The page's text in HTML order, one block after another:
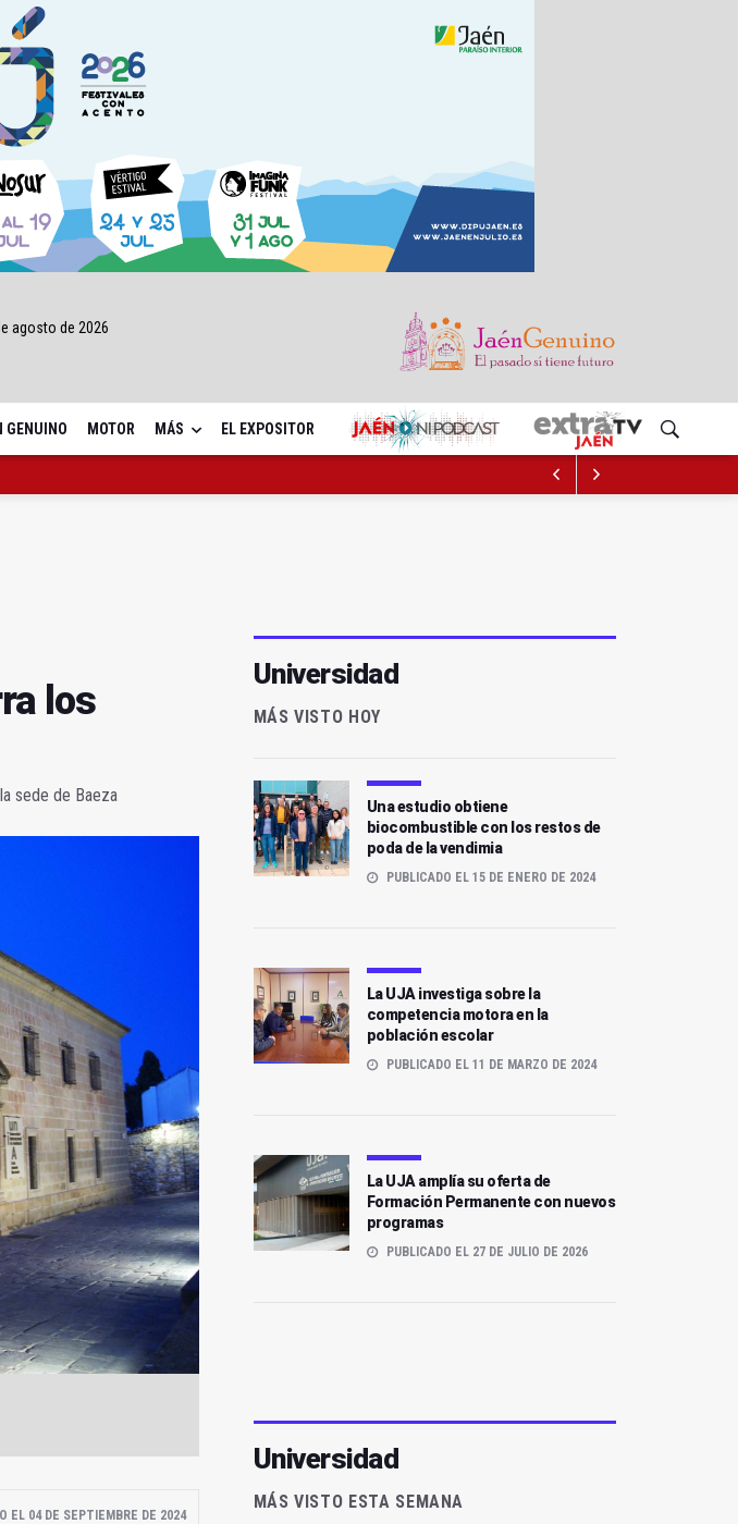
agosto de 2026
GENUINO MOTOR MÁS EL EXPOSITOR
los
sede de Baeza
EL 04 DE SEPTIEMBRE DE 2024
Universidad
MÁS VISTO HOY
Una estudio obtiene
biocombustible con los restos de
poda de la vendimia
PUBLICADO EL 15 DE ENERO DE 2024
La UJA investiga sobre la
competencia motora en la
población escolar
PUBLICADO EL 11 DE MARZO DE 2024
La UJA amplía su oferta de
Formación Permanente con nuevos
programas
PUBLICADO EL 27 DE JULIO DE 2026
Universidad
MÁS VISTO ESTA SEMANA